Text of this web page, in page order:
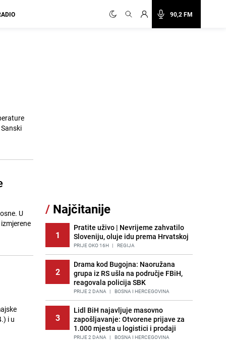
90,2 FM
U
i u
/ Najčitanije
1
Pratite uživo | Nevrijeme zahvatilo
Sloveniju, oluje idu prema Hrvatskoj
PRIJE OKO 16H | REGIJA
2
Drama kod Bugojna: Naoružana
grupa iz RS ušla na područje FBiH,
reagovala policija SBK
PRIJE 2 DANA | BOSNA I HERCEGOVINA
3
Lidl BiH najavljuje masovno
zapošljavanje: Otvorene prijave za
1.000 mjesta u logistici i prodaji
PRIJE 2 DANA | BOSNA I HERCEGOVINA